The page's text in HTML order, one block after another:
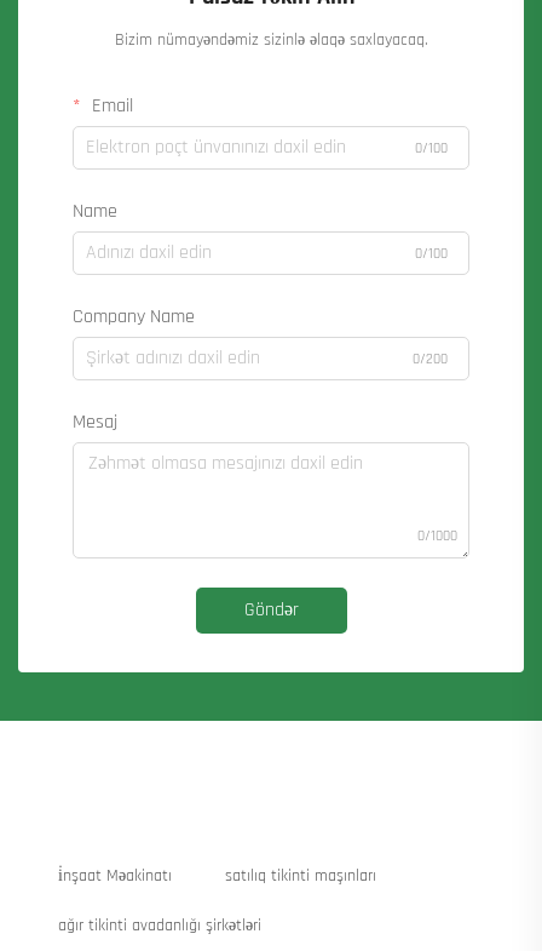
Bizim nümayəndəmiz sizinlə əlaqə saxlayacaq.
Email
0/100
Name
0/100
Company Name
0/200
Mesaj
0/1000
Göndər
i̇nşaat Məakinatı satılıq tikinti maşınları
ağır tikinti avadanlığı şirkətləri